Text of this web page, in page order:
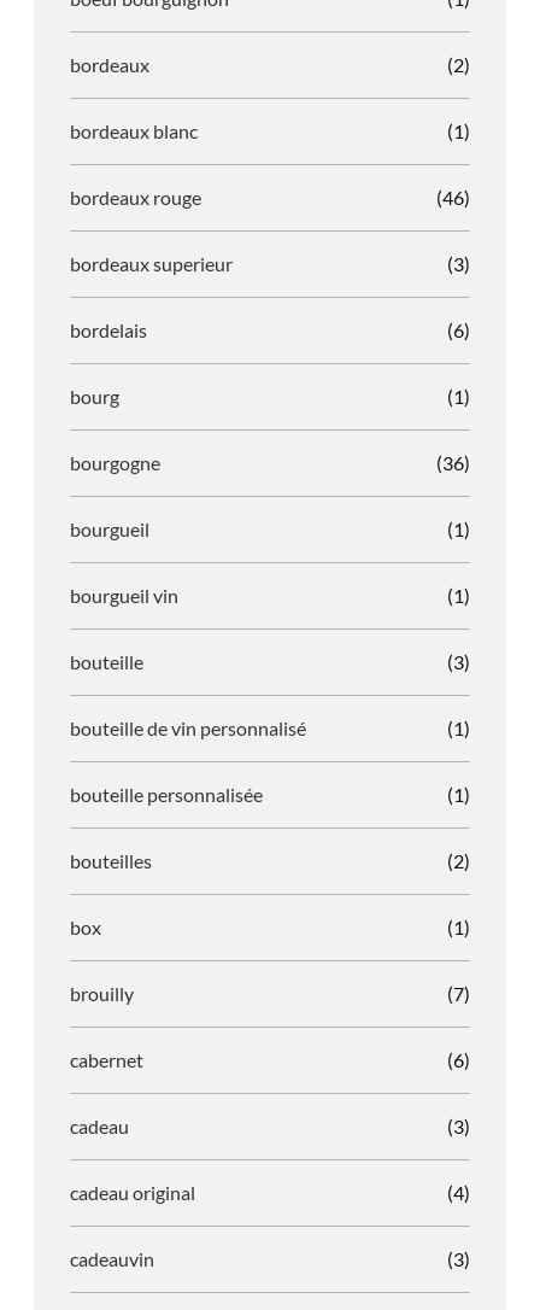
bordeaux (2)
bordeaux blanc (1)
bordeaux rouge (46)
bordeaux superieur (3)
bordelais (6)
bourg (1)
bourgogne (36)
bourgueil (1)
bourgueil vin (1)
bouteille (3)
bouteille de vin personnalisé (1)
bouteille personnalisée (1)
bouteilles (2)
box (1)
brouilly (7)
cabernet (6)
cadeau (3)
cadeau original (4)
cadeauvin (3)